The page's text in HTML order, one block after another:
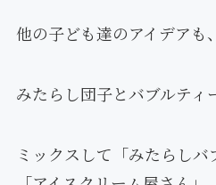
他の子ども達のアイデアも、
みたらし団子とバブルティ
ミックスして「みたらし